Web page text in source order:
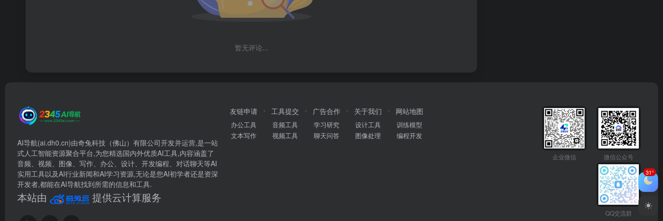
暂无评论...
AI导航(ai.dh0.cn)由奇兔科技（佛山）有限公司开发并运营,是一站
式人工智能资源聚合平台,为您精选国内外优质AI工具,内容涵盖了
音频、视频、图像、写作、办公、设计、开发编程、对话聊天等AI
实用工具以及AI行业新闻和AI学习资源,无论是您AI初学者还是资深
开发者,都能在AI导航找到所需的信息和工具.
本站由 提供云计算服务
友链申请
办公工具
文本写作
工具提交
音频工具
视频工具
广告合作
学习研究
聊天问答
关于我们
设计工具
图像处理
网站地图
训练模型
编程开发
企业微信 微信公众号
QQ交流群
31°